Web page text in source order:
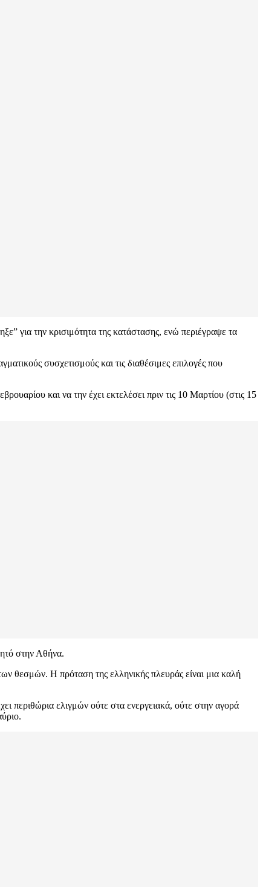
για την κρισιμότητα της κατάστασης, ενώ περιέγραψε τα
συσχετισμούς και τις διαθέσιμες επιλογές που
και να την έχει εκτελέσει πριν τις 10 Μαρτίου (στις 15
στην Αθήνα.
θεσμών. Η πρόταση της ελληνικής πλευράς είναι μια καλή
περιθώρια ελιγμών ούτε στα ενεργειακά, ούτε στην αγορά